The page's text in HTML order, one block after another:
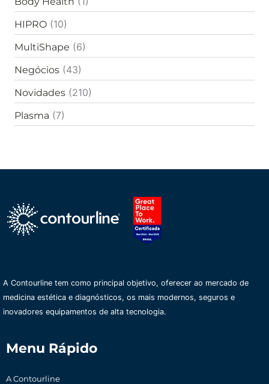
o
r
:
HIPRO (10)
MultiShape (6)
Negócios (43)
Novidades (210)
Plasma (7)
A Contourline tem como principal objetivo, oferecer ao mercado de
medicina estética e diagnósticos, os mais modernos, seguros e
inovadores equipamentos de alta tecnologia.
Menu Rápido
A Contourline